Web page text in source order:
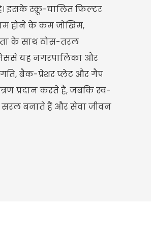
इसके स्क्रू-चालित फिल्टर
होने के कम जोखिम,
के साथ ठोस-तरल
यह नगरपालिका और
बैक-प्रेशर प्लेट और गैप
प्रदान करते हैं, जबकि स्व-
बनाते हैं और सेवा जीवन